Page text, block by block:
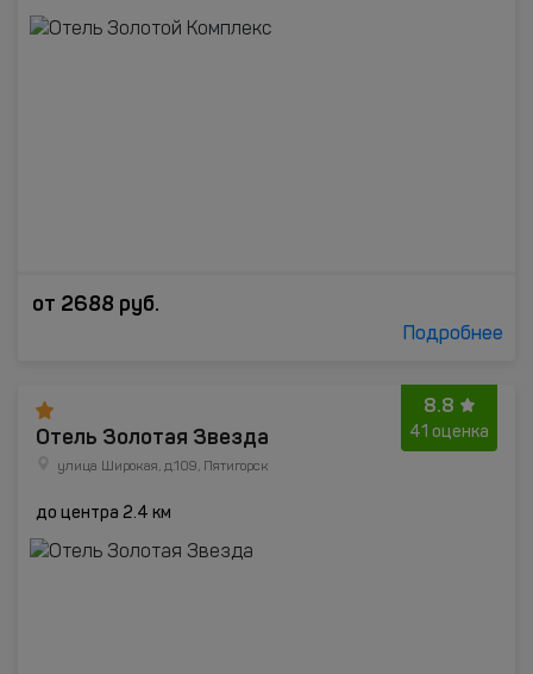
от 2688 руб.
Подробнее
8.8
41 оценка
Отель Золотая Звезда
улица Широкая, д.109, Пятигорск
до центра 2.4 км